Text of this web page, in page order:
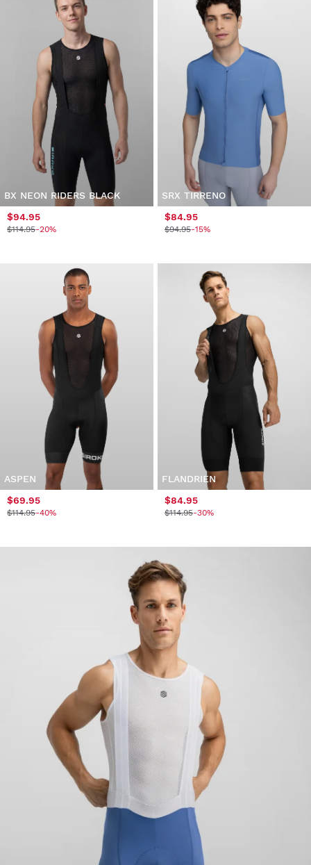
BX NEON RIDERS BLACK
$94.95
$114.95-20%
SRX TIRRENO
$84.95
$94.95-15%
ASPEN
$69.95
$114.95-40%
FLANDRIEN
$84.95
$114.95-30%